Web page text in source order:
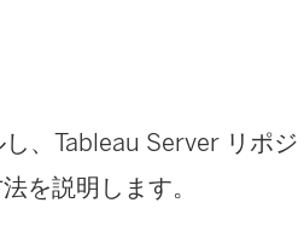
、Tableau Server リポジ
を説明します。